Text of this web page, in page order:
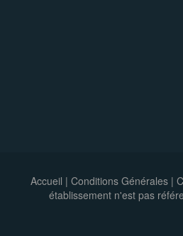
Accueil | Conditions Générales|
établissement n'est pas